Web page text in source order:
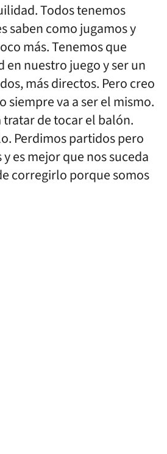
Todos tenemos
saben como jugamos y
más. Tenemos que
nuestro juego y ser un
más directos. Pero creo
siempre va a ser el mismo.
tratar de tocar el balón.
Perdimos partidos pero
es mejor que nos suceda
corregirlo porque somos